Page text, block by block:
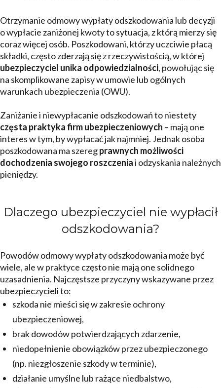
Otrzymanie odmowy wypłaty odszkodowania lub decyzji
o wypłacie zaniżonej kwoty to sytuacja, z którą mierzy się
coraz więcej osób. Poszkodowani, którzy uczciwie płacą
składki, często zderzają się z rzeczywistością, w której
ubezpieczyciel unika odpowiedzialności, powołując się
na skomplikowane zapisy w umowie lub ogólnych
warunkach ubezpieczenia (OWU).
Zaniżanie i niewypłacanie odszkodowań to niestety
częsta praktyka firm ubezpieczeniowych – mają one
interes w tym, by wypłacać jak najmniej. Jednak osoba
poszkodowana ma szeregprawnych możliwości
dochodzenia swojego roszczeniai odzyskania należnych
pieniędzy.
Dlaczego ubezpieczyciel nie wypłacił
odszkodowania?
Powodów odmowy wypłaty odszkodowania może być
wiele, ale w praktyce często nie mają one solidnego
uzasadnienia. Najczęstsze przyczyny wskazywane przez
ubezpieczycieli to:
szkoda nie mieści się w zakresie ochrony
ubezpieczeniowej,
brak dowodów potwierdzających zdarzenie,
niedopełnienie obowiązków przez ubezpieczonego
(np. niezgłoszenie szkody w terminie),
działanie umyślne lub rażące niedbalstwo,